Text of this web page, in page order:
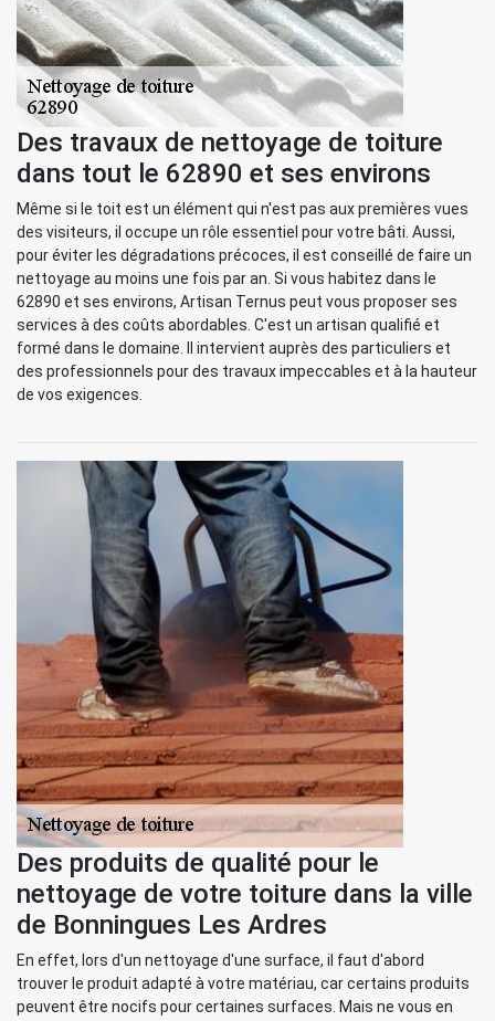
Des travaux de nettoyage de toiture
dans tout le 62890 et ses environs
Même si le toit est un élément qui n'est pas aux premières vues
des visiteurs, il occupe un rôle essentiel pour votre bâti. Aussi,
pour éviter les dégradations précoces, il est conseillé de faire un
nettoyage au moins une fois par an. Si vous habitez dans le
62890 et ses environs, Artisan Ternus peut vous proposer ses
services à des coûts abordables. C'est un artisan qualifié et
formé dans le domaine. Il intervient auprès des particuliers et
des professionnels pour des travaux impeccables et à la hauteur
de vos exigences.
Des produits de qualité pour le
nettoyage de votre toiture dans la ville
de Bonningues Les Ardres
En effet, lors d'un nettoyage d'une surface, il faut d'abord
trouver le produit adapté à votre matériau, car certains produits
peuvent être nocifs pour certaines surfaces. Mais ne vous en